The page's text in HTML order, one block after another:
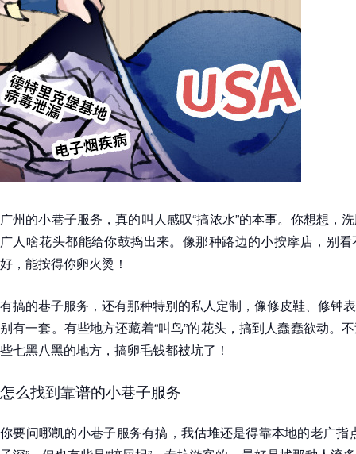
广州的小巷子服务，真的叫人感叹“搞浓水”的本事。你想想，
广人啥花头都能给你鼓捣出来。像那种路边的小按摩店，别
好，能按得你卵火烫！
有搞的巷子服务，还有那种特别的私人定制，像修皮鞋、修钟
别有一套。有些地方还藏着“叫鸟”的花头，搞到人蠢蠢欲动。
些七黑八黑的地方，搞卵毛钱都被坑了！
怎么找到靠谱的小巷子服务
你要问哪凯的小巷子服务有搞，我估堆还是得靠本地的老广指